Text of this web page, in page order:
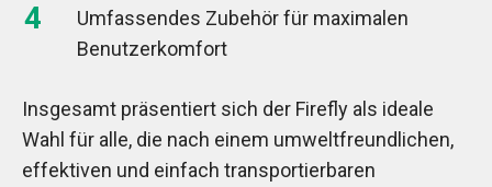
Umfassendes Zubehör für maximalen
Benutzerkomfort
Insgesamt präsentiert sich der Firefly als ideale
Wahl für alle, die nach einem umweltfreundlichen,
effektiven und einfach transportierbaren